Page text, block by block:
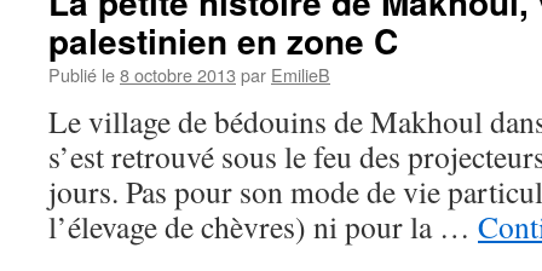
palestinien en zone C
Publié le8 octobre 2013 par EmilieB
Le village de bédouins de Makhoul
s’est retrouvé sous le feu des
jours. Pas pour son mode de vie
l’élevage de chèvres) ni pour la …